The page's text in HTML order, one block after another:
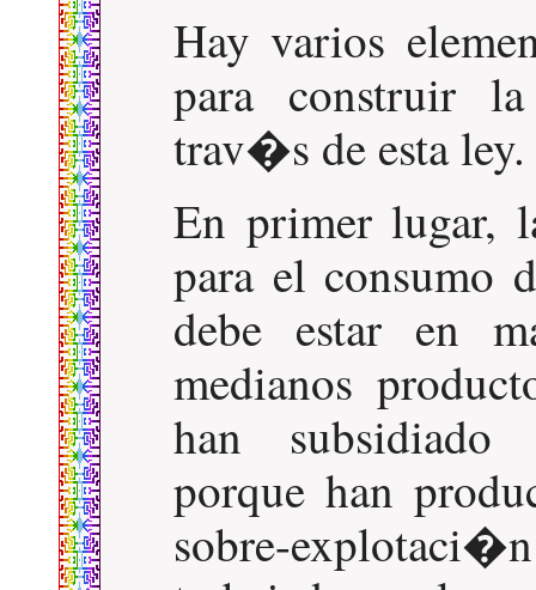
Hay varios
para construir
trav�s de esta ley.
En primer lugar,
para el consumo
debe estar en
medianos
han
porque han
sobre-